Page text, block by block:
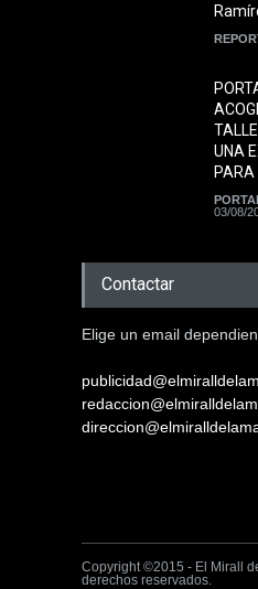
UNA
03/08/
Contactar
Elige un email
Copyright ©2015 - El Mirall
derechos reservados.